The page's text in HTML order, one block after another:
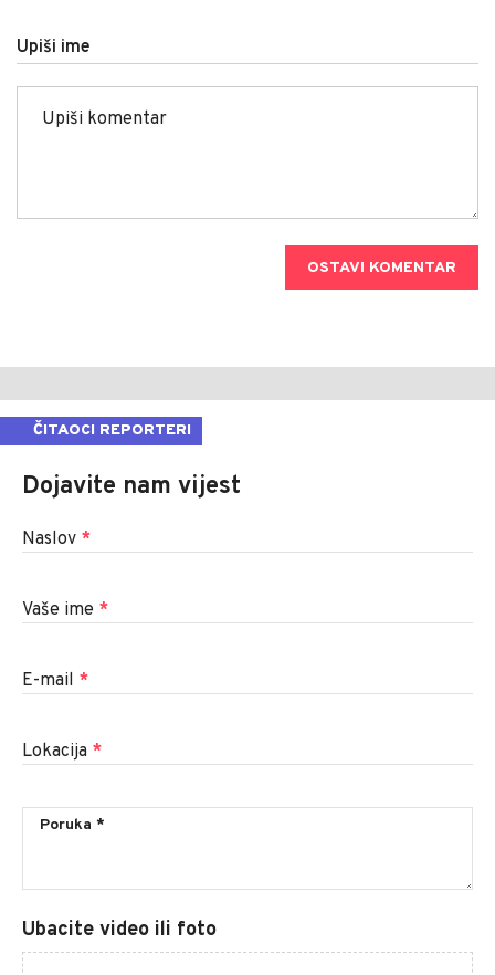
Upiši ime
OSTAVI KOMENTAR
ČITAOCI REPORTERI
Dojavite nam vijest
Naslov *
Vaše ime *
E-mail *
Lokacija *
Ubacite video ili foto